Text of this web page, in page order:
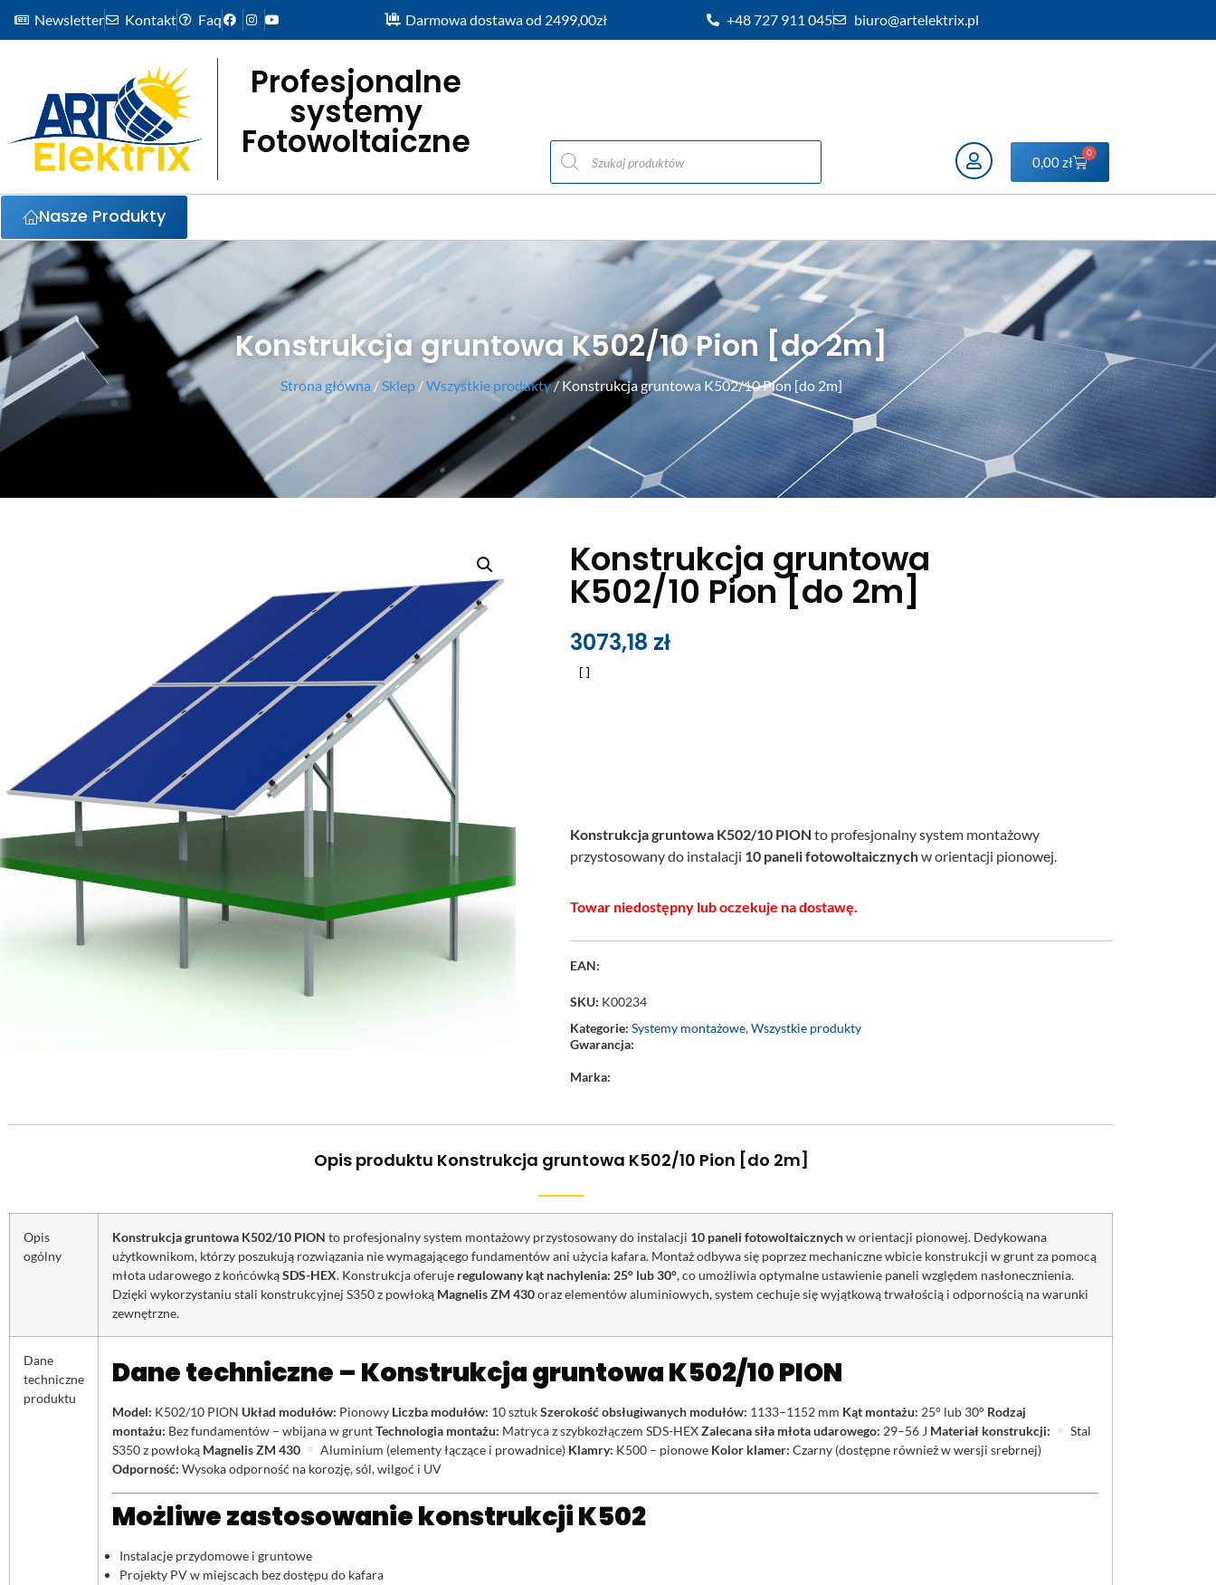
Newsletter Kontakt Faq Darmowa dostawa od 2499,00zł +48 727 911 045 biuro@artelektrix.pl
Profesjonalne
systemy
Fotowoltaiczne 0,00zł
0
Nasze Produkty
Konstrukcja gruntowa K502/10 Pion [do 2m]
Strona główna /Sklep/Wszystkie produkty/ Konstrukcja gruntowa K502/10 Pion [do 2m]
Konstrukcja gruntowa
K502/10 Pion [do 2m]
3073,18 zł
Konstrukcja gruntowa K502/10 PION to profesjonalny system montażowy
przystosowany do instalacji 10 paneli fotowoltaicznychw orientacji pionowej.
Towar niedostępny lub oczekuje na dostawę.
EAN:
SKU: K00234
Kategorie:Systemy montażowe,Wszystkie produkty
Gwarancja:
Marka:
Opis produktu Konstrukcja gruntowa K502/10 Pion [do 2m]
Opis
ogólny
Konstrukcja gruntowa K502/10 PION to profesjonalny system montażowy przystosowany do instalacji 10 paneli fotowoltaicznychw orientacji pionowej. Dedykowana
użytkownikom, którzy poszukują rozwiązania nie wymagającego fundamentów ani użycia kafara. Montaż odbywa się poprzez mechaniczne wbicie konstrukcji w grunt za pomocą
młota udarowego z końcówkąSDS-HEX. Konstrukcja oferuje regulowany kąt nachylenia: 25° lub 30°, co umożliwia optymalne ustawienie paneli względem nasłonecznienia.
Dzięki wykorzystaniu stali konstrukcyjnej S350 z powłoką Magnelis ZM 430oraz elementów aluminiowych, system cechuje się wyjątkową trwałością i odpornością na warunki
zewnętrzne.
Dane
techniczne
produktu
Dane techniczne – Konstrukcja gruntowa K502/10 PION
Model: K502/10 PION Układ modułów: Pionowy Liczba modułów: 10 sztukSzerokość obsługiwanych modułów: 1133–1152 mm Kąt montażu: 25° lub 30° Rodzaj
montażu: Bez fundamentów – wbijana w gruntTechnologia montażu: Matryca z szybkozłączem SDS-HEXZalecana siła młota udarowego: 29–56 J Materiał konstrukcji:
Stal
S350 z powłoką Magnelis ZM 430 Aluminium (elementy łączące i prowadnice) Klamry: K500 – pionowe Kolor klamer: Czarny (dostępne również w wersji srebrnej)
Odporność: Wysoka odporność na korozję, sól, wilgoć i UV
Możliwe zastosowanie konstrukcji K502
Instalacje przydomowe i gruntowe
Projekty PV w miejscach bez dostępu do kafara